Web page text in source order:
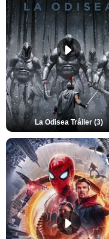
La Odisea Tráiler (3)